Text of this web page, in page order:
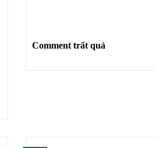
Comment trất quá